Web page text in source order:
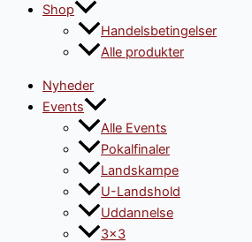
Shop
Handelsbetingelser
Alle produkter
Nyheder
Events
Alle Events
Pokalfinaler
Landskampe
U-Landshold
Uddannelse
3×3